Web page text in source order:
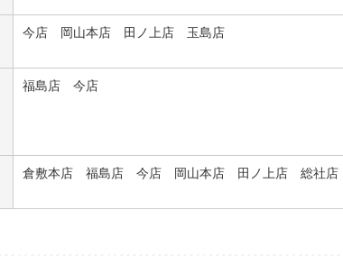
今店 岡山本店 田ノ上店 玉島店
福島店 今店
倉敷本店 福島店 今店 岡山本店 田ノ上店 総社